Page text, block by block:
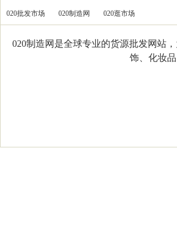
020批发市场 020制造网 020逛市场
020制造网是全球专业的货源批发网站
饰、化妆